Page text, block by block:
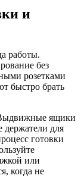
и
работы.
без
розетками
быстро брать
ящики
держатели для
готовки
или
когда не